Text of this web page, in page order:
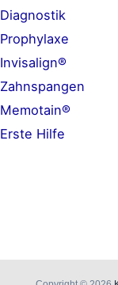
Diagnostik
Prophylaxe
Invisalign®
Zahnspangen
Memotain®
Erste Hilfe